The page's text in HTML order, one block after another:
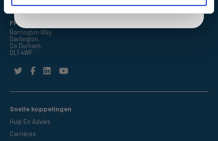
FPE Seals Ltd
Barrington Way,
Darlington,
Co Durham,
DL1 4WF
Snelle koppelingen
Hulp En Advies
Carrières